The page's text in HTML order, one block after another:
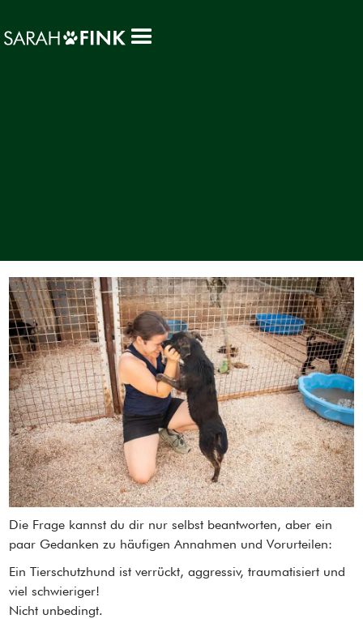
Die Frage kannst du dir nur selbst beantworten, aber ein
paar Gedanken zu häufigen Annahmen und Vorurteilen:
Ein Tierschutzhund ist verrückt, aggressiv, traumatisiert und
viel schwieriger!
Nicht unbedingt.